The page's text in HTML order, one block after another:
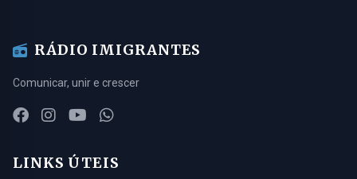
RÁDIO IMIGRANTES
Comunicar, unir e crescer
LINKS ÚTEIS